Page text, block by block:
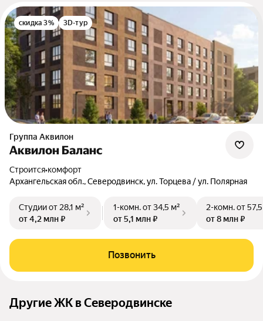
скидка 3% 3D-тур
Группа Аквилон
Аквилон Баланс
Строится•комфорт
Архангельская обл., Северодвинск, ул. Торцева / ул. Полярная
Студииот 28,1 м²
от 4,2 млн ₽
1-комн.от 34,5 м²
от 5,1 млн ₽
2-комн.от
от 8 млн ₽
Позвонить
Другие ЖК в Северодвинске